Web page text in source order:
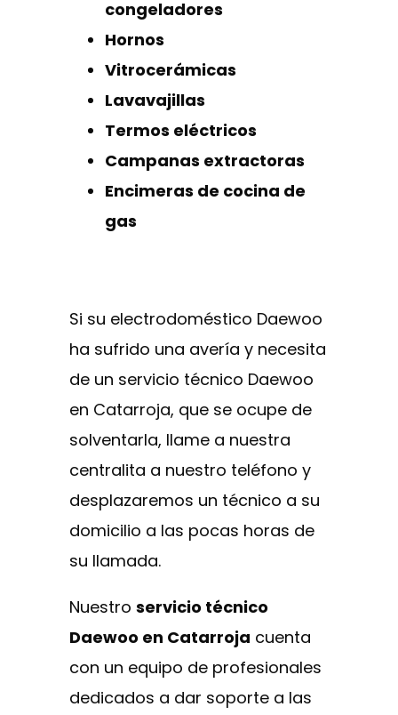
congeladores
Hornos
Vitrocerámicas
Lavavajillas
Termos eléctricos
Campanas extractoras
Encimeras de cocina de
gas
Si su electrodoméstico Daewoo
ha sufrido una avería y necesita
de un servicio técnico Daewoo
en Catarroja, que se ocupe de
solventarla, llame a nuestra
centralita a nuestro teléfono y
desplazaremos un técnico a su
domicilio a las pocas horas de
su llamada.
Nuestro servicio técnico
Daewoo en Catarroja cuenta
con un equipo de profesionales
dedicados a dar soporte a las